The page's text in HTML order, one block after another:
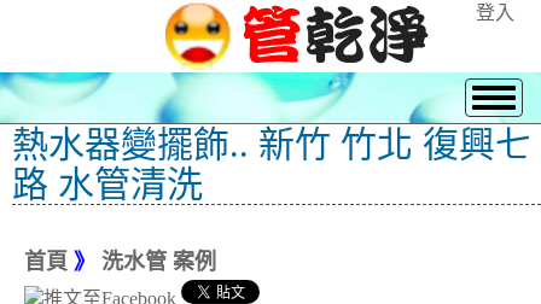
登入
熱水器變擺飾.. 新竹 竹北 復興七
路 水管清洗
首頁 》 洗水管 案例